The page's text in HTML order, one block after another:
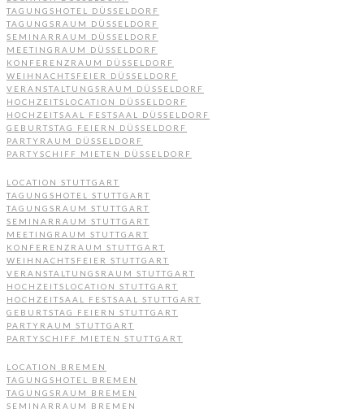
TAGUNGSHOTEL DÜSSELDORF
TAGUNGSRAUM DÜSSELDORF
SEMINARRAUM DÜSSELDORF
MEETINGRAUM DÜSSELDORF
KONFERENZRAUM DÜSSELDORF
WEIHNACHTSFEIER DÜSSELDORF
VERANSTALTUNGSRAUM DÜSSELDORF
HOCHZEITSLOCATION DÜSSELDORF
HOCHZEITSAAL FESTSAAL DÜSSELDORF
GEBURTSTAG FEIERN DÜSSELDORF
PARTYRAUM DÜSSELDORF
PARTYSCHIFF MIETEN DÜSSELDORF
LOCATION STUTTGART
TAGUNGSHOTEL STUTTGART
TAGUNGSRAUM STUTTGART
SEMINARRAUM STUTTGART
MEETINGRAUM STUTTGART
KONFERENZRAUM STUTTGART
WEIHNACHTSFEIER STUTTGART
VERANSTALTUNGSRAUM STUTTGART
HOCHZEITSLOCATION STUTTGART
HOCHZEITSAAL FESTSAAL STUTTGART
GEBURTSTAG FEIERN STUTTGART
PARTYRAUM STUTTGART
PARTYSCHIFF MIETEN STUTTGART
LOCATION BREMEN
TAGUNGSHOTEL BREMEN
TAGUNGSRAUM BREMEN
SEMINARRAUM BREMEN